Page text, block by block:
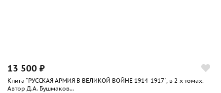
13 500 ₽
Книга "РУССКАЯ АРМИЯ В ВЕЛИКОЙ ВОЙНЕ 1914-1917", в 2-х томах.
Автор Д.А. Бушмаков...